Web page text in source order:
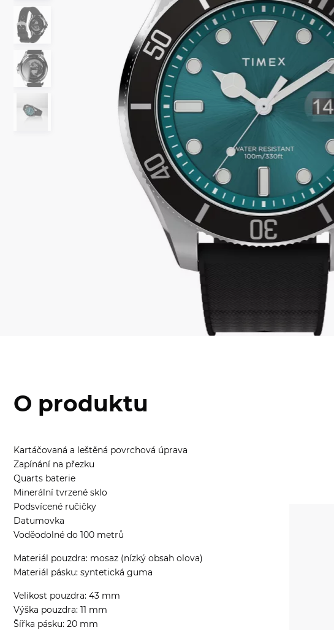
O produktu
Kartáčovaná a leštěná povrchová úprava
Zapínání na přezku
Quarts baterie
Minerální tvrzené sklo
Podsvícené ručičky
Datumovka
Voděodolné do 100 metrů
Materiál pouzdra: mosaz (nízký obsah olova)
Materiál pásku: syntetická guma
Velikost pouzdra: 43 mm
Výška pouzdra: 11 mm
Šířka pásku: 20 mm